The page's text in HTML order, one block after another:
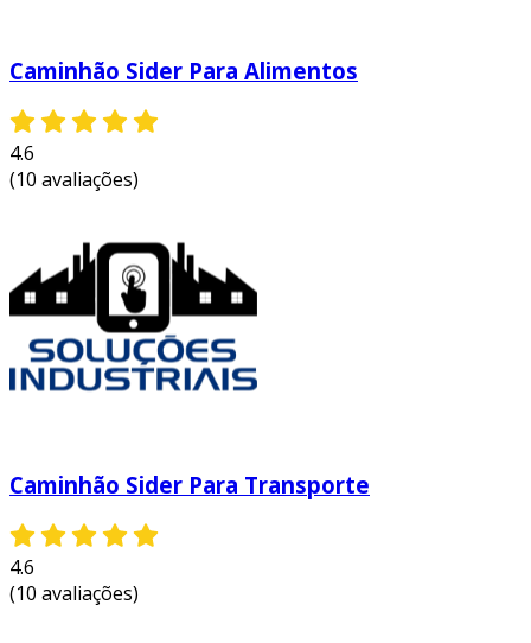
Caminhão Sider Para Alimentos
4.6
(10 avaliações)
Caminhão Sider Para Transporte
4.6
(10 avaliações)